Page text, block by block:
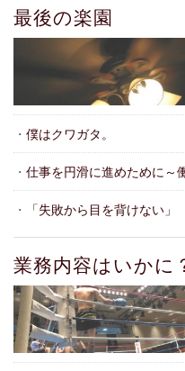
最後の楽園
・ 僕はクワガタ。
・ 仕事を円滑に進めために～
・ 「失敗から目を背けない」
業務内容はいかに